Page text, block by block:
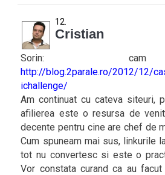
Cristian
Sorin:
http://blog.2parale.ro/2012/12/
ichallenge/
Am continuat cu cateva siteuri,
afilierea este o resursa de
decente pentru cine are chef de
Cum spuneam mai sus, linkurile
tot nu convertesc si este o
Vor constata curand ca au